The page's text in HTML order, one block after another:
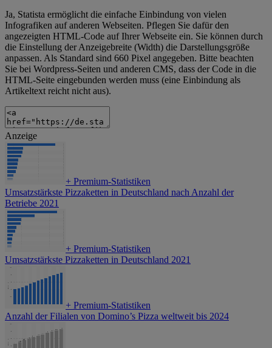
Ja, Statista ermöglicht die einfache Einbindung von vielen
Infografiken auf anderen Webseiten. Pflegen Sie dafür den
angezeigten HTML-Code auf Ihrer Webseite ein. Sie können durch
die Einstellung der Anzeigebreite (Width) die Darstellungsgröße
anpassen. Als Standard sind 660 Pixel angegeben. Bitte beachten
Sie bei Wordpress-Seiten und anderen CMS, dass der Code in die
HTML-Seite eingebunden werden muss (eine Einbindung als
Artikeltext reicht nicht aus).
Anzeige
+ Premium-Statistiken
Umsatzstärkste Pizzaketten in Deutschland nach Anzahl der
Betriebe 2021
+ Premium-Statistiken
Umsatzstärkste Pizzaketten in Deutschland 2021
+ Premium-Statistiken
Anzahl der Filialen von Domino’s Pizza weltweit bis 2024